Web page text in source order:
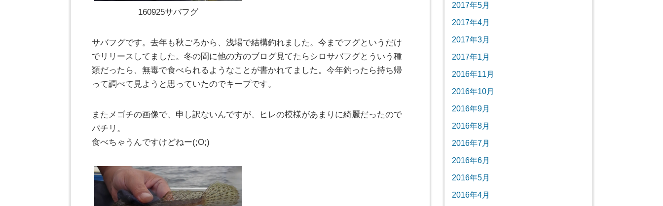
160925サバフグ
サバフグです。去年も秋ごろから、浅場で結構釣れました。今までフグというだけ
でリリースしてました。冬の間に他の方のブログ見てたらシロサバフグとういう種
類だったら、無毒で食べられるようなことが書かれてました。今年釣ったら持ち帰
って調べて見ようと思っていたのでキープです。
またメゴチの画像で、申し訳ないんですが、ヒレの模様があまりに綺麗だったので
パチリ。
食べちゃうんですけどねー(;O;)
2017年5月
2017年4月
2017年3月
2017年1月
2016年11月
2016年10月
2016年9月
2016年8月
2016年7月
2016年6月
2016年5月
2016年4月